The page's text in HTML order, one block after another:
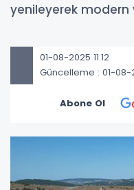
yenileyerek
01-08-2025 11:12
Güncelleme : 01-08-
Abone Ol